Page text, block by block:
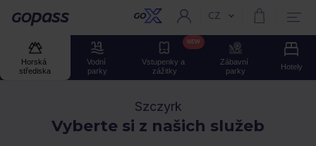
GOPASS Aktuální jazyk:
CZ
Horská
střediska
Vodní
parky
Vstupenky a
zážitky
NEW
Zábavní
parky
Hotely
Szczyrk
Vyberte si z našich služeb